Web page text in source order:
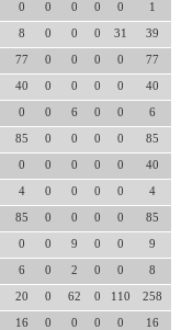
0 0 0 0 0 1
8 0 0 0 31 39
77 0 0 0 0 77
40 0 0 0 0 40
0 0 6 0 0 6
85 0 0 0 0 85
0 0 0 0 0 40
4 0 0 0 0 4
85 0 0 0 0 85
0 0 9 0 0 9
6 0 2 0 0 8
20 0 62 0 110 258
16 0 0 0 0 16